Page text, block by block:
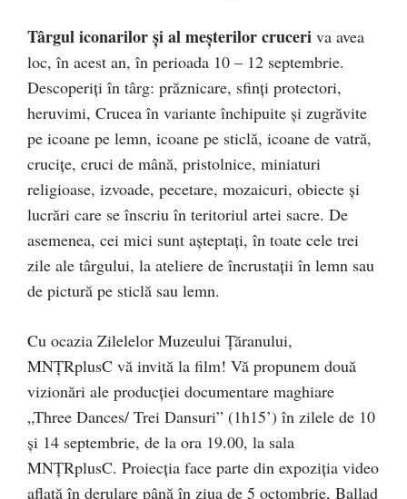
Târgul iconarilor și al meșterilor cruceri va avea
loc, în acest an, în perioada 10 – 12 septembrie.
Descoperiți în târg: prăznicare, sfinți protectori,
heruvimi, Crucea în variante închipuite și zugrăvite
pe icoane pe lemn, icoane pe sticlă, icoane de vatră,
crucițe, cruci de mână, pristolnice, miniaturi
religioase, izvoade, pecetare, mozaicuri, obiecte și
lucrări care se înscriu în teritoriul artei sacre. De
asemenea, cei mici sunt așteptați, în toate cele trei
zile ale târgului, la ateliere de încrustații în lemn sau
de pictură pe sticlă sau lemn.
Cu ocazia Zilelelor Muzeului Țăranului,
MNȚRplusC vă invită la film! Vă propunem două
vizionări ale producției documentare maghiare
„Three Dances/ Trei Dansuri” (1h15’) în zilele de 10
și 14 septembrie, de la ora 19.00, la sala
MNȚRplusC. Proiecția face parte din expoziția video
aflată în derulare până în ziua de 5 octombrie, Ballad